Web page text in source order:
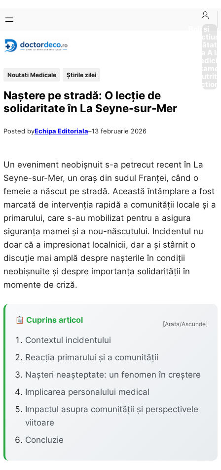
conținut
content
Boli si
Afectiuni
Sănătate
de la A
Noutati Medicale Știrile zilei
Naștere pe stradă: O lecție de
solidaritate în La Seyne-sur-Mer
Posted byEchipa Editoriala–13 februarie 2026
Un eveniment neobișnuit s-a petrecut recent în La
Seyne-sur-Mer, un oraș din sudul Franței, când o
femeie a născut pe stradă. Această întâmplare a fost
marcată de intervenția rapidă a comunității locale și a
primarului, care s-au mobilizat pentru a asigura
siguranța mamei și a nou-născutului. Incidentul nu
doar că a impresionat localnicii, dar a și stârnit o
discuție mai amplă despre nașterile în condiții
neobișnuite și despre importanța solidarității în
momente de criză.
Cuprins articol [Arata/Ascunde]
Contextul incidentului
Reacția primarului și a comunității
Nașteri neașteptate: un fenomen în creștere
Implicarea personalului medical
Impactul asupra comunității și perspectivele
viitoare
Concluzie